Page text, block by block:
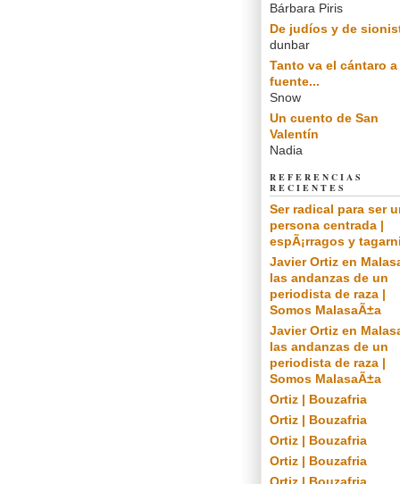
Bárbara Piris
De judíos y de
dunbar
Tanto va el cántaro a
fuente...
Snow
Un cuento de San
Valentín
Nadia
REFERENCIAS
RECIENTES
Ser radical para ser
persona centrada |
espÃ¡rragos y
Javier Ortiz en
las andanzas de un
periodista de raza |
Somos MalasaÃ±a
Javier Ortiz en
las andanzas de un
periodista de raza |
Somos MalasaÃ±a
Ortiz | Bouzafria
Ortiz | Bouzafria
Ortiz | Bouzafria
Ortiz | Bouzafria